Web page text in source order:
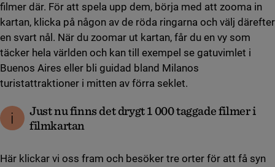
filmer där. För att spela upp dem, börja med att zooma in
kartan, klicka på någon av de röda ringarna och välj därefter
en svart nål. När du zoomar ut kartan, får du en vy som
täcker hela världen och kan till exempel se gatuvimlet i
Buenos Aires eller bli guidad bland Milanos
turistattraktioner i mitten av förra seklet.
Just nu finns det drygt 1 000 taggade filmer i
filmkartan
Här klickar vi oss fram och besöker tre orter för att få syn